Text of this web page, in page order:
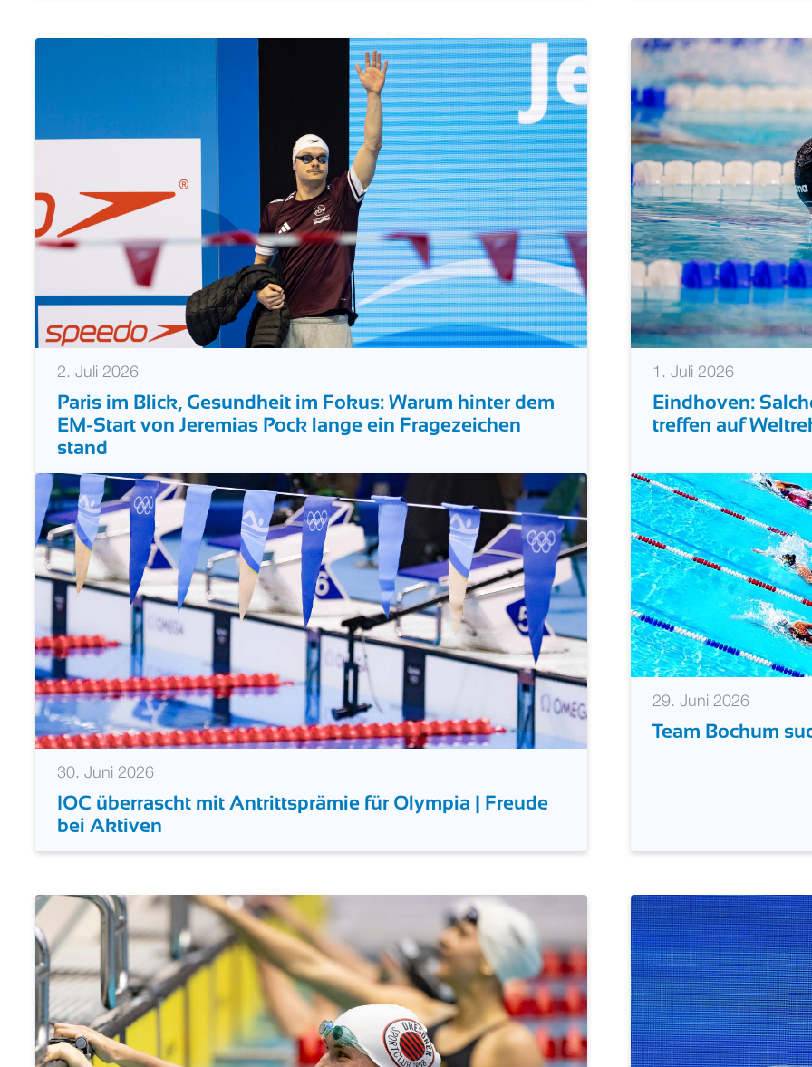
2. Juli 2026
Paris im Blick, Gesundheit im Fokus: Warum hinter dem
EM-Start von Jeremias Pock lange ein Fragezeichen
stand
1. Juli 2026
Eindhoven:
treffen auf
30. Juni 2026
IOC überrascht mit Antrittsprämie für Olympia | Freude
bei Aktiven
29. Juni 2026
Team Bochum